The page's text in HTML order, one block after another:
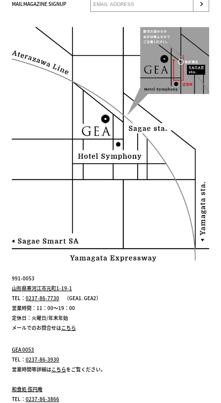
MAILMAGAZINE SIGNUP
991-0053
山形県寒河江市元町1-19-1
TEL： 0237-86-7730（GEA1. GEA2）
営業時間：11：00～19：00
定休日：火曜日/年末年始
メールでのお問合せはこちら
GEA 0053
TEL： 0237-86-3930
営業時間等詳細はこちらをご覧ください。
和食処 弦円庵
TEL： 0237-86-3866